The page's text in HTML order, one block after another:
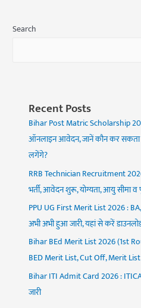
Search
Recent Posts
Bihar Post Matric Scholarship
ऑनलाइन आवेदन, जानें कौन कर
लगेंगे?
RRB Technician Recruitment
भर्ती, आवेदन शुरू, योग्यता, आयु सीमा व
PPU UG First Merit List 2026 :
अभी अभी हुआ जारी, यहां से करें
Bihar BEd Merit List 2026 (1st
BED Merit List, Cut Off, Merit
Bihar ITI Admit Card 2026 : ITICAT
जारी